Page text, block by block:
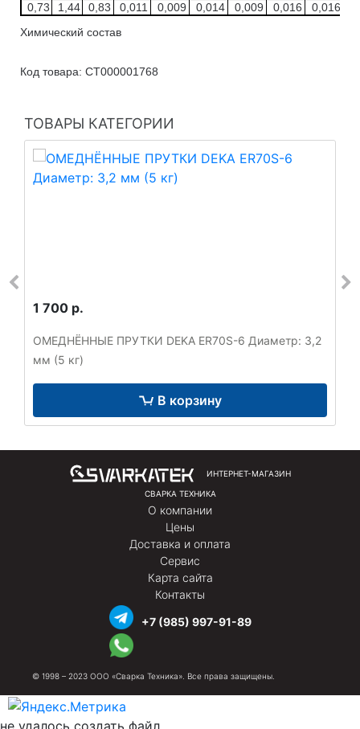
Химический состав
0,73
1,44 0,83 0,011 0,009 0,014 0,009 0,016 0,016
Код товара: СТ000001768
ТОВАРЫ КАТЕГОРИИ
1 700 р.
ОМЕДНЁННЫЕ ПРУТКИ DEKA ER70S-6 Диаметр: 3,2
мм (5 кг)
В корзину
ИНТЕРНЕТ-МАГАЗИН
СВАРКА ТЕХНИКА
О компании
Цены
Доставка и оплата
Сервис
Карта сайта
Контакты
+7 (985) 997-91-89
© 1998 – 2023 ООО «Сварка Техника». Все права защищены.
не удалось создать файл